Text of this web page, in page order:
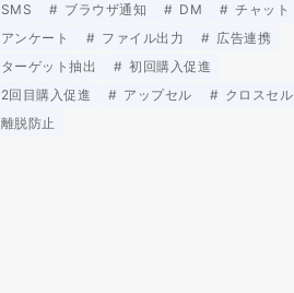
SMS
ブラウザ通知 DM
チャット
アンケート
ファイル出力
広告連携
ターゲット抽出
初回購入促進
2回目購入促進
アップセル
クロスセル
離脱防止